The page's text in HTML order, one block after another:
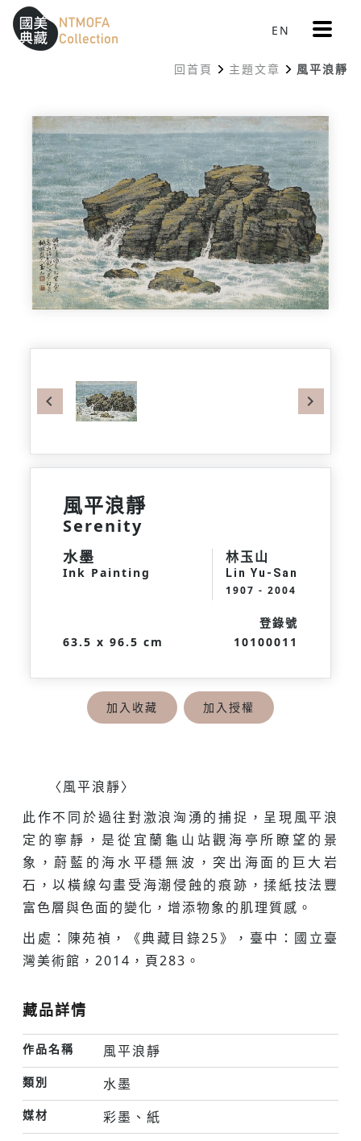
跳到中間主要內容區
網站導覽
::: EN 更
多
單
回首頁 主題文章 風平浪靜
Previous
風平浪靜
Serenity
水墨
Ink Painting
林玉山
Lin Yu-San
1907 - 2004
63.5 x 96.5 cm
登錄號
10100011
加入收藏 加入授權
〈風平浪靜〉
此作不同於過往對激浪洶湧的捕捉，呈現風平浪
定的寧靜，是從宜蘭龜山站觀海亭所瞭望的景
象，蔚藍的海水平穩無波，突出海面的巨大岩
石，以橫線勾畫受海潮侵蝕的痕跡，揉紙技法豐
富色層與色面的變化，增添物象的肌理質感。
出處：陳苑禎，《典藏目錄25》，臺中：國立臺
灣美術館，2014，頁283。
藏品詳情
作品名稱 風平浪靜
類別 水墨
媒材 彩墨、紙